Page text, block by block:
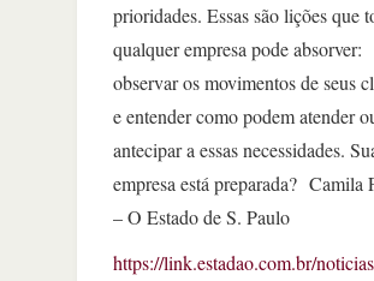
prioridades. Essas são lições que
qualquer empresa pode absorver:
observar os movimentos de seus
e entender como podem atender
antecipar a essas necessidades.
empresa está preparada? Camila
– O Estado de S. Paulo
https://link.estadao.com.br/